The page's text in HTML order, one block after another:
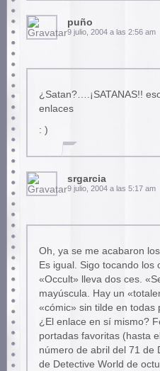
puño
9 julio, 2004 a las 2:56 am
¿Satan?….¡SATANAS!!
enlaces
: )
srgarcia
9 julio, 2004 a las 5:17 am
Oh, ya se me acabaron
Es igual. Sigo tocando los
«Occult» lleva dos ces.
mayúscula. Hay un
«cómic» sin tilde en todas
¿El enlace en sí mismo?
portadas favoritas (hasta
número de abril del 71 de
de Detective World de